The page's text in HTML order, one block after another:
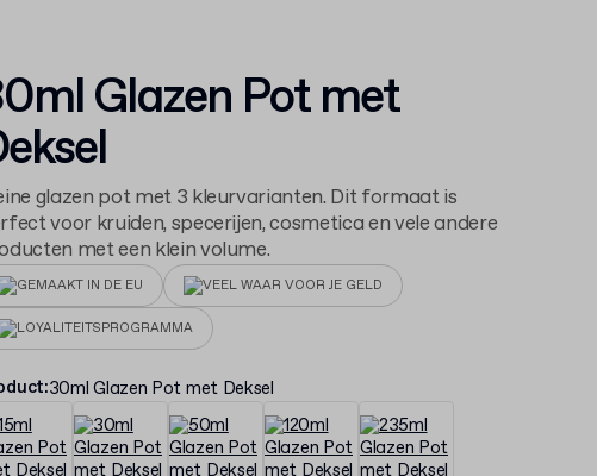
Glazen Pot met
glazen pot met 3 kleurvarianten. Dit formaat is
voor kruiden, specerijen, cosmetica en vele andere
met een klein volume.
GEMAAKT IN DE EU VEEL WAAR VOOR JE GELD
LOYALITEITSPROGRAMMA
:30ml Glazen Pot met Deksel